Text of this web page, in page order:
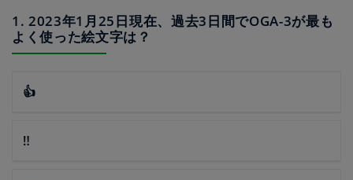
1. 2023年1月25日現在、過去3日間でOGA-3が最も
よく使った絵文字は？
👍
‼